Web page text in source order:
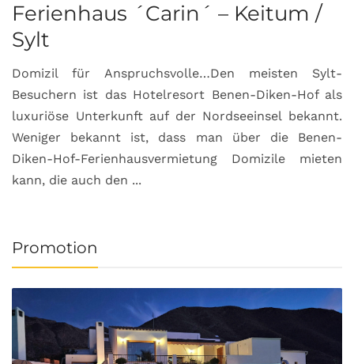
Ferienhaus ´Carin´ – Keitum /
Sylt
Domizil für Anspruchsvolle…Den meisten Sylt-
Besuchern ist das Hotelresort Benen-Diken-Hof als
luxuriöse Unterkunft auf der Nordseeinsel bekannt.
Weniger bekannt ist, dass man über die Benen-
Diken-Hof-Ferienhausvermietung Domizile mieten
kann, die auch den ...
Promotion